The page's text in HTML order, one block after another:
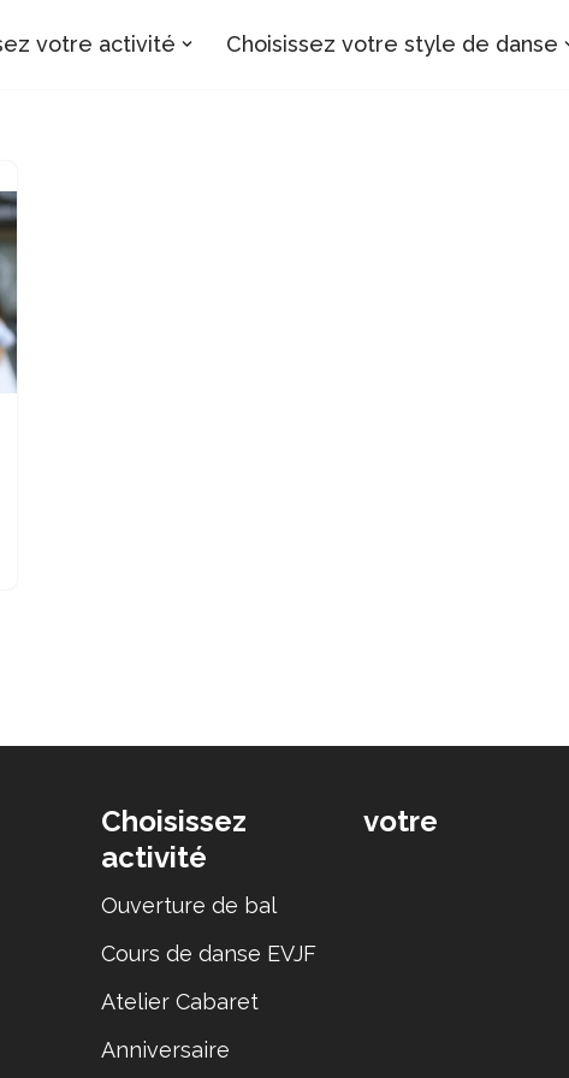
votre activité Choisissez votre style de danse
Choisissez votre
activité
Ouverture de bal
Cours de danse EVJF
Atelier Cabaret
Anniversaire